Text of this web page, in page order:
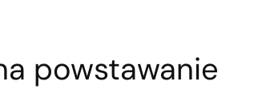
powstawanie